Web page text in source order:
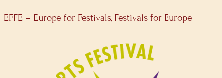
EFFE – Europe for Festivals, Festivals for Europe